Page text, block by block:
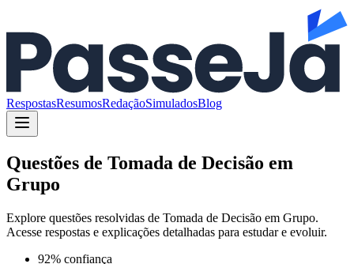
RespostasResumosRedaçãoSimuladosBlog
Questões de Tomada de Decisão em
Grupo
Explore questões resolvidas de Tomada de Decisão em Grupo.
Acesse respostas e explicações detalhadas para estudar e evoluir.
92% confiança